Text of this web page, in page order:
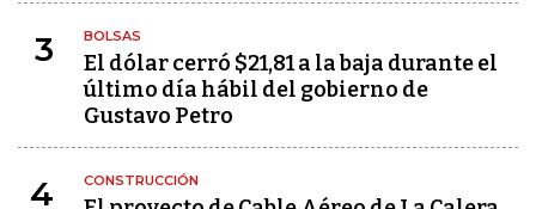
3 BOLSAS
El dólar cerró $21,81 a la baja durante el
último día hábil del gobierno de
Gustavo Petro
4 CONSTRUCCIÓN